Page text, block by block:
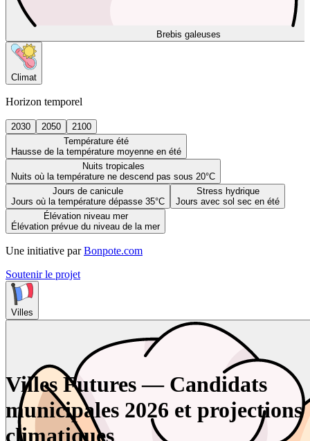
Brebis galeuses
Climat
Horizon temporel
2030 2050
2100
Température été
Hausse de la température moyenne en été
Nuits tropicales
Nuits où la température ne descend pas sous 20°C
Jours de canicule
Jours où la température dépasse 35°C
Stress hydrique
Jours avec sol sec en été
Élévation niveau mer
Élévation prévue du niveau de la mer
Une initiative par Bonpote.com
Soutenir le projet
Villes
Villes Futures — Candidats
municipales 2026 et projections
climatiques